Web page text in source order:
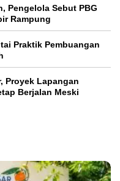
Pengelola Sebut PBG
Rampung
Praktik Pembuangan
Proyek Lapangan
Berjalan Meski